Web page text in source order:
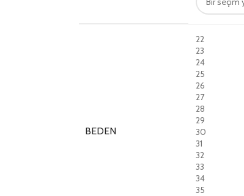
BEDEN
22
23
24
25
26
27
28
29
30
31
32
33
34
35